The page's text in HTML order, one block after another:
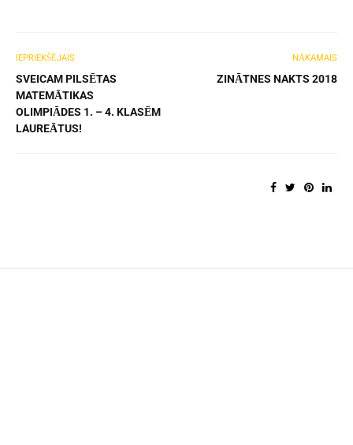
IEPRIEKŠĒJAIS
SVEICAM PILSĒTAS
MATEMĀTIKAS
OLIMPIĀDES 1. – 4. KLASĒM
LAUREĀTUS!
NĀKAMAIS
ZINĀTNES NAKTS 2018